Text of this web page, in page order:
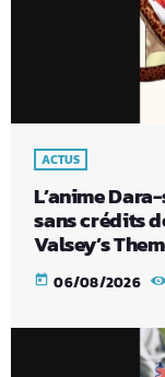
ACTUS
L’anime
sans crédits
Valsey’s
today 06/08/2026